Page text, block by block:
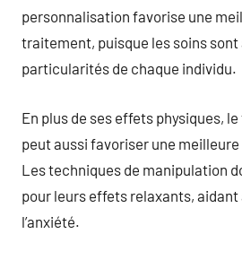
personnalisation favorise une
traitement, puisque les soins sont
particularités de chaque individu.
En plus de ses effets physiques,
peut aussi favoriser une
Les techniques de manipulation
pour leurs effets relaxants,
l’anxiété.